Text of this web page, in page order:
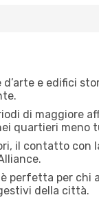
d’arte e edifici
di maggiore
quartieri meno
il contatto con
è perfetta per
della città.